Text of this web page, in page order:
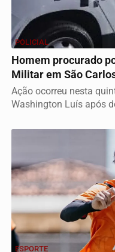
POLICIAL
Homem procurado
Militar em São
Ação ocorreu nesta
Washington Luís após
ESPORTE